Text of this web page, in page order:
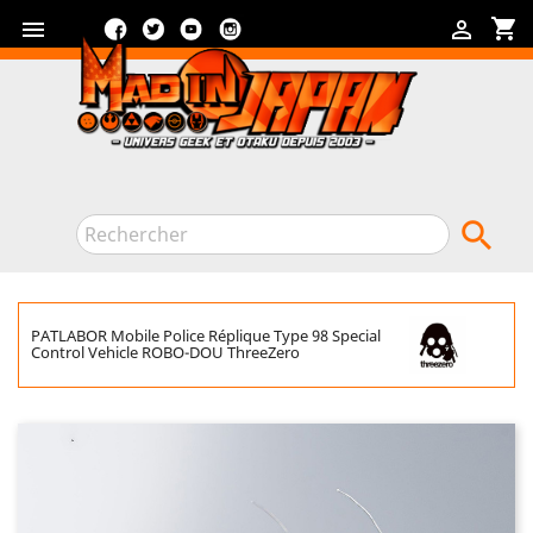
 shopping_cart

FacebookTwitterYouTube

PATLABOR Mobile Police Réplique Type 98 Special
Control Vehicle ROBO-DOU ThreeZero